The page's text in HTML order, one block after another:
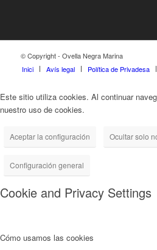
© Copyright - Ovella Negra Marina
Inici
Avís legal Política de Privadesa
Este sitio utiliza cookies. Al continuar
nuestro uso de cookies.
Aceptar la configuración Ocultar solo
Configuración general
Cookie and Privacy Settings
Cómo usamos las cookies